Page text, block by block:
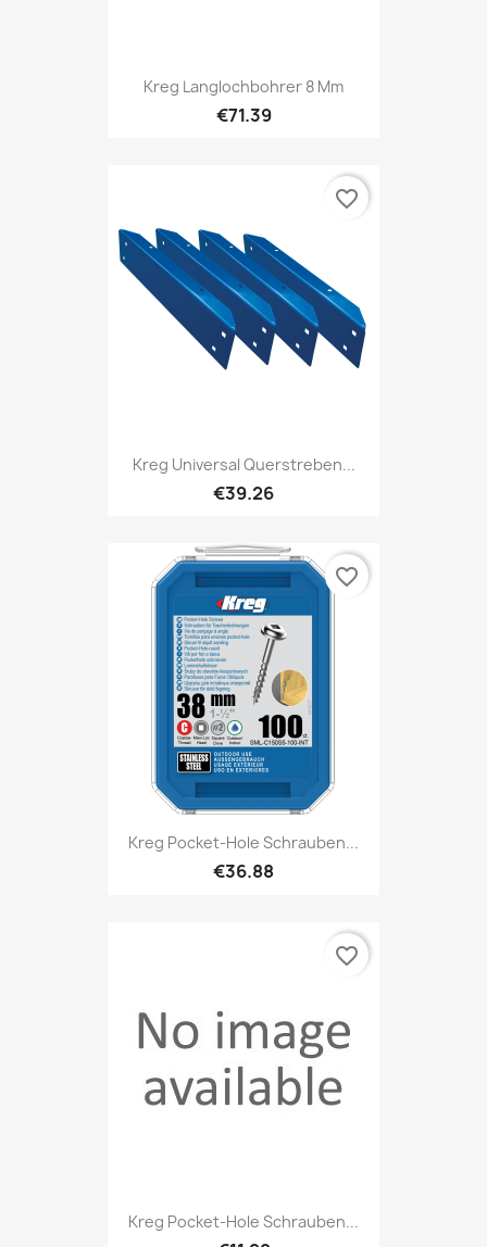
Kreg Langlochbohrer 8 Mm
€71.39
Kreg Universal Querstreben...
€39.26
favorite_border
Kreg Pocket-Hole Schrauben...
€36.88
favorite_border
Kreg Pocket-Hole Schrauben...
favorite_border